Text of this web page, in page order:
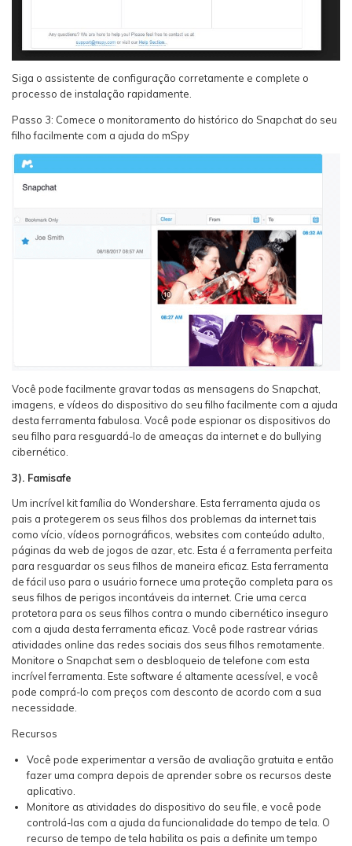
Siga o assistente de configuração corretamente e complete o
processo de instalação rapidamente.
Passo 3: Comece o monitoramento do histórico do Snapchat do seu
filho facilmente com a ajuda do mSpy
Você pode facilmente gravar todas as mensagens do Snapchat,
imagens, e vídeos do dispositivo do seu filho facilmente com a ajuda
desta ferramenta fabulosa. Você pode espionar os dispositivos do
seu filho para resguardá-lo de ameaças da internet e do bullying
cibernético.
3). Famisafe
Um incrível kit família do Wondershare. Esta ferramenta ajuda os
pais a protegerem os seus filhos dos problemas da internet tais
como vício, vídeos pornográficos, websites com conteúdo adulto,
páginas da web de jogos de azar, etc. Esta é a ferramenta perfeita
para resguardar os seus filhos de maneira eficaz. Esta ferramenta
de fácil uso para o usuário fornece uma proteção completa para os
seus filhos de perigos incontáveis da internet. Crie uma cerca
protetora para os seus filhos contra o mundo cibernético inseguro
com a ajuda desta ferramenta eficaz. Você pode rastrear várias
atividades online das redes sociais dos seus filhos remotamente.
Monitore o Snapchat sem o desbloqueio de telefone com esta
incrível ferramenta. Este software é altamente acessível, e você
pode comprá-lo com preços com desconto de acordo com a sua
necessidade.
Recursos
Você pode experimentar a versão de avaliação gratuita e então
fazer uma compra depois de aprender sobre os recursos deste
aplicativo.
Monitore as atividades do dispositivo do seu file, e você pode
controlá-las com a ajuda da funcionalidade do tempo de tela. O
recurso de tempo de tela habilita os pais a definite um tempo